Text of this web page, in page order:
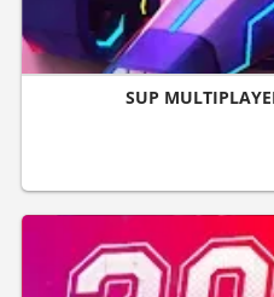
SUP